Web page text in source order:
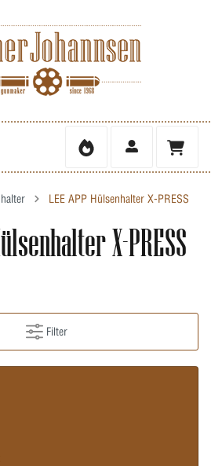
LEE APP Hülsenhalter X-PRESS
X-PRESS
Filter